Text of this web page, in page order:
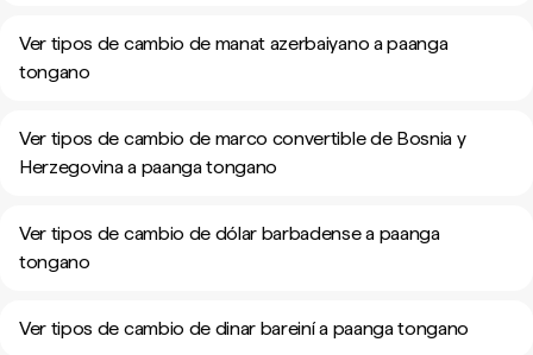
Ver tipos de cambio de manat azerbaiyano a paanga
tongano
Ver tipos de cambio de marco convertible de Bosnia y
Herzegovina a paanga tongano
Ver tipos de cambio de dólar barbadense a paanga
tongano
Ver tipos de cambio de dinar bareiní a paanga tongano